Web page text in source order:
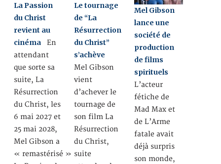
La Passion
du Christ
revient au
cinéma En
attendant
que sorte sa
suite, La
Résurrection
du Christ, les
6 mai 2027 et
25 mai 2028,
Mel Gibson a
« remastérisé »
Le tournage
de “La
Résurrection
du Christ”
s’achève
Mel Gibson
vient
d’achever le
tournage de
son film La
Résurrection
du Christ,
suite
Mel Gibson
lance une
société de
production
de films
spirituels
L’acteur
fétiche de
Mad Max et
de L’Arme
fatale avait
déjà surpris
son monde,